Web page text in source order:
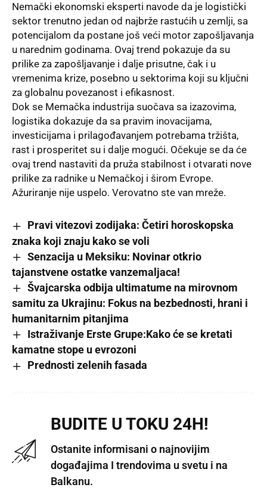
Nemački ekonomski eksperti navode da je logistički
sektor trenutno jedan od najbrže rastućih u zemlji, sa
potencijalom da postane još veći motor zapošljavanja
u narednim godinama. Ovaj trend pokazuje da su
prilike za zapošljavanje i dalje prisutne, čak i u
vremenima krize, posebno u sektorima koji su ključni
za globalnu povezanost i efikasnost.
Dok se Memačka industrija suočava sa izazovima,
logistika dokazuje da sa pravim inovacijama,
investicijama i prilagođavanjem potrebama tržišta,
rast i prosperitet su i dalje mogući. Očekuje se da će
ovaj trend nastaviti da pruža stabilnost i otvarati nove
prilike za radnike u Nemačkoj i širom Evrope.
Ažuriranje nije uspelo. Verovatno ste van mreže.
Pravi vitezovi zodijaka: Četiri horoskopska
znaka koji znaju kako se voli
Senzacija u Meksiku: Novinar otkrio
tajanstvene ostatke vanzemaljaca!
Švajcarska odbija ultimatume na mirovnom
samitu za Ukrajinu: Fokus na bezbednosti, hrani i
humanitarnim pitanjima
Istraživanje Erste Grupe:Kako će se kretati
kamatne stope u evrozoni
Prednosti zelenih fasada
BUDITE U TOKU 24H!
Ostanite informisani o najnovijim
događajima I trendovima u svetu i na
Balkanu.